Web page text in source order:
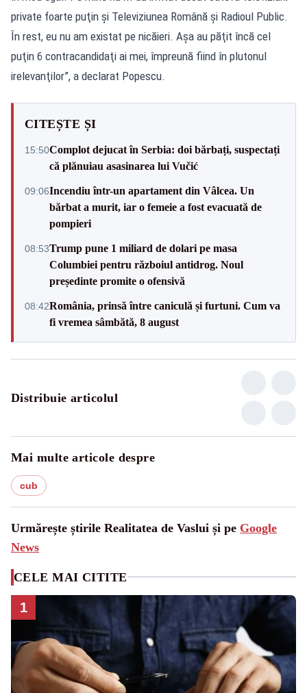
private foarte puţin şi Televiziunea Română şi Radioul Public.
În rest, eu nu am existat pe nicăieri. Aşa au păţit încă cel
puţin 6 contracandidaţi ai mei, împreună fiind în plutonul
irelevanţilor”, a declarat Popescu.
CITEȘTE ȘI
15:50Complot dejucat în Serbia: doi bărbați, suspectați
că plănuiau asasinarea lui Vučić
09:06Incendiu într-un apartament din Vâlcea. Un
bărbat a murit, iar o femeie a fost evacuată de
pompieri
08:53Trump pune 1 miliard de dolari pe masa
Columbiei pentru războiul antidrog. Noul
președinte promite o ofensivă
08:42România, prinsă între caniculă și furtuni. Cum va
fi vremea sâmbătă, 8 august
Distribuie articolul
Mai multe articole despre
cub
Urmărește știrile Realitatea de Vaslui și pe Google
News
CELE MAI CITITE
1